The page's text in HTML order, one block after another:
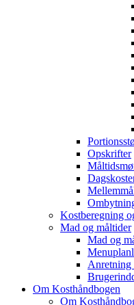
Opskrifter
Kostberegning
Mad og måltider
Mad og
Anretning
Om Kosthåndbogen
Om